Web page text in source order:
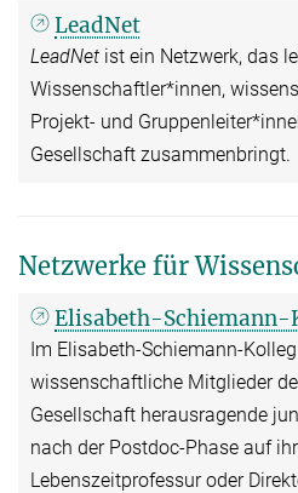
LeadNet
LeadNet ist ein Netzwerk, das
Wissenschaftler*innen,
Projekt- und
Gesellschaft zusammenbringt.
Netzwerke für
Elisabeth-Schiemann-
Im Elisabeth-Schiemann-
wissenschaftliche Mitglieder
Gesellschaft herausragende
nach der Postdoc-Phase auf
Lebenszeitprofessur oder